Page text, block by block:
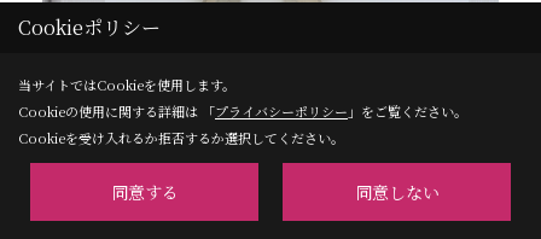
施工事例｜施工事例
施工事例 一覧【全て】
Cookieポリシー
当サイトではCookieを使用します。
Cookieの使用に関する詳細は 「プライバシーポリシー 」をご覧ください。
Cookieを受け入れるか拒否するか選択してください。
同意する 同意しない